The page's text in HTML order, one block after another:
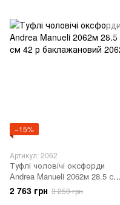
−15%
Артикул: 2062
Туфлі чоловічі оксфорди
Andrea Manueli 2062м 28.5 см
42 р баклажановий 2062
2 763 грн 3 250 грн